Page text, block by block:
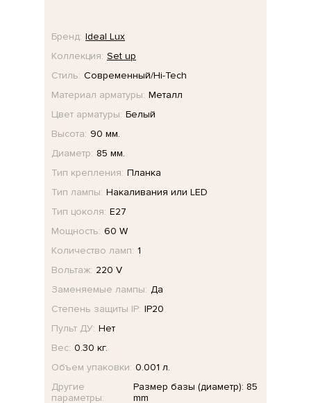
Бренд: Ideal Lux
Коллекция: Set up
Стиль: Современный/Hi-Tech
Материал арматуры: Металл
Цвет арматуры: Белый
Высота: 90 мм.
Диаметр: 85 мм.
Тип крепления: Планка
Тип лампы: Накаливания или LED
Тип цоколя: E27
Мощность: 60 W
Количество ламп: 1
Вольтаж: 220 V
Заменяемые лампы: Да
Степень защиты IP: IP20
Пульт ДУ: Нет
Вес: 0.30 кг.
Объем упаковки: 0.001 л.
Другие
параметры:
Размер базы (диаметр): 85
mm